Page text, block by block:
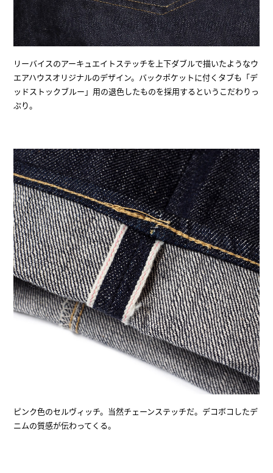
リーバイスのアーキュエイトステッチを上下ダブルで描いたようなウ
エアハウスオリジナルのデザイン。バックポケットに付くタブも「デ
ッドストックブルー」用の退色したものを採用するというこだわりっ
ぷり。
ピンク色のセルヴィッチ。当然チェーンステッチだ。デコボコしたデ
ニムの質感が伝わってくる。